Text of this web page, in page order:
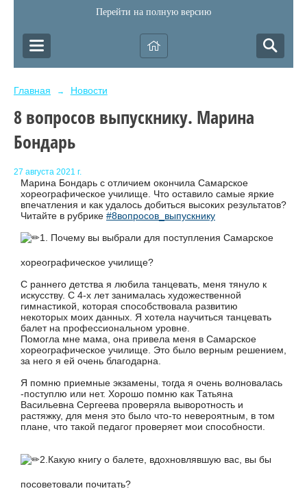
Перейти на полную версию
Главная → Новости
8 вопросов выпускнику. Марина
Бондарь
27 августа 2021 г.
Марина Бондарь с отличием окончила Самарское
хореографическое училище. Что оставило самые яркие
впечатления и как удалось добиться высоких результатов?
Читайте в рубрике #8вопросов_выпускнику
1. Почему вы выбрали для поступления Самарское
хореографическое училище?
С раннего детства я любила танцевать, меня тянуло к
искусству. С 4-х лет занималась художественной
гимнастикой, которая способствовала развитию
некоторых моих данных. Я хотела научиться танцевать
балет на профессиональном уровне.
Помогла мне мама, она привела меня в Самарское
хореографическое училище. Это было верным решением,
за него я ей очень благодарна.
Я помню приемные экзамены, тогда я очень волновалась
-поступлю или нет. Хорошо помню как Татьяна
Васильевна Сергеева проверяла выворотность и
растяжку, для меня это было что-то невероятным, в том
плане, что такой педагог проверяет мои способности.
2.Какую книгу о балете, вдохновлявшую вас, вы бы
посоветовали почитать?